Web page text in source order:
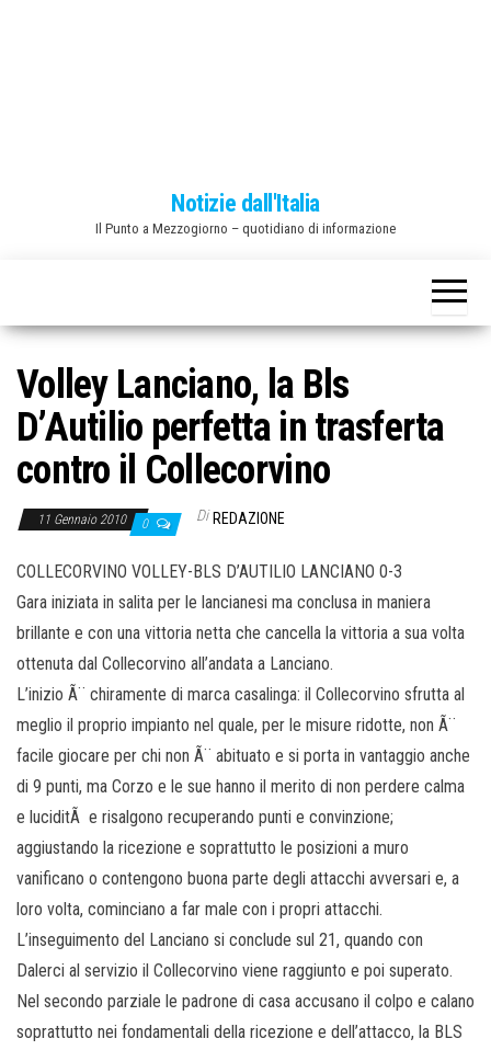
Notizie dall'Italia
Il Punto a Mezzogiorno – quotidiano di informazione
Volley Lanciano, la Bls
D’Autilio perfetta in trasferta
contro il Collecorvino
11 Gennaio 2010 0 Di REDAZIONE
COLLECORVINO VOLLEY-BLS D’AUTILIO LANCIANO 0-3
Gara iniziata in salita per le lancianesi ma conclusa in maniera
brillante e con una vittoria netta che cancella la vittoria a sua volta
ottenuta dal Collecorvino all’andata a Lanciano.
L’inizio Ã¨ chiramente di marca casalinga: il Collecorvino sfrutta al
meglio il proprio impianto nel quale, per le misure ridotte, non Ã¨
facile giocare per chi non Ã¨ abituato e si porta in vantaggio anche
di 9 punti, ma Corzo e le sue hanno il merito di non perdere calma
e luciditÃ e risalgono recuperando punti e convinzione;
aggiustando la ricezione e soprattutto le posizioni a muro
vanificano o contengono buona parte degli attacchi avversari e, a
loro volta, cominciano a far male con i propri attacchi.
L’inseguimento del Lanciano si conclude sul 21, quando con
Dalerci al servizio il Collecorvino viene raggiunto e poi superato.
Nel secondo parziale le padrone di casa accusano il colpo e calano
soprattutto nei fondamentali della ricezione e dell’attacco, la BLS